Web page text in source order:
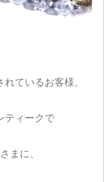
ているお客様、
ティークで
まに、